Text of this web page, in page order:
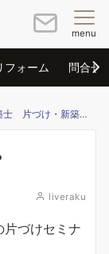
menu
フォーム 問合せ
ムのご相談はリブラクまで
liveraku
片づけセミナ